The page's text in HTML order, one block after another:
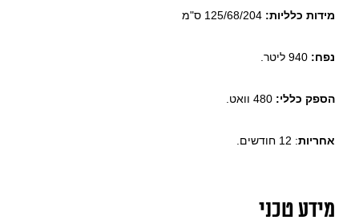
מידות כלליות: 125/68/204 ס"מ
נפח: 940 ליטר.
הספק כללי: 480 וואט.
אחריות: 12 חודשים.
מידע טכני